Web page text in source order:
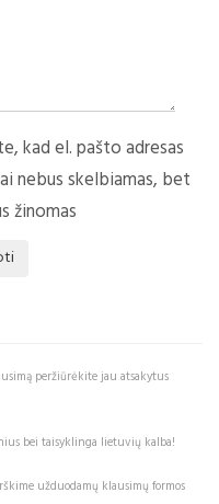
kad el. pašto adresas
nebus skelbiamas, bet
žinomas
peržiūrėkite jau atsakytus
bei taisyklinga lietuvių kalba!
užduodamų klausimų formos